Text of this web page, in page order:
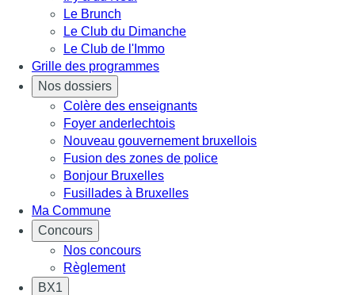
Le Brunch
Le Club du Dimanche
Le Club de l'Immo
Grille des programmes
Nos dossiers
Colère des enseignants
Foyer anderlechtois
Nouveau gouvernement bruxellois
Fusion des zones de police
Bonjour Bruxelles
Fusillades à Bruxelles
Ma Commune
Concours
Nos concours
Règlement
BX1